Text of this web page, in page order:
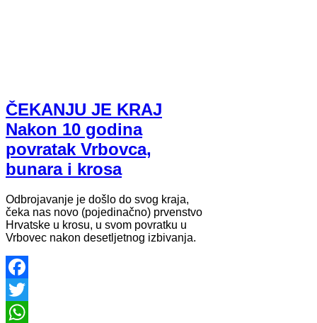
ČEKANJU JE KRAJ
Nakon 10 godina
povratak Vrbovca,
bunara i krosa
Odbrojavanje je došlo do svog kraja,
čeka nas novo (pojedinačno) prvenstvo
Hrvatske u krosu, u svom povratku u
Vrbovec nakon desetljetnog izbivanja.
Facebook
Twitter